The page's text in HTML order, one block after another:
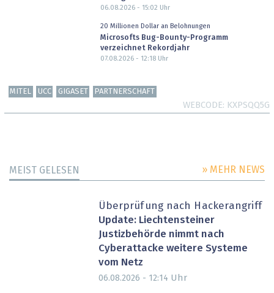
06.08.2026 - 15:02 Uhr
20 Millionen Dollar an Belohnungen
Microsofts Bug-Bounty-Programm
verzeichnet Rekordjahr
07.08.2026 - 12:18Uhr
MITEL UCC GIGASET PARTNERSCHAFT
WEBCODE KXPSQQ5G
MEIST GELESEN » MEHR NEWS
Überprüfung nach Hackerangriff
Update: Liechtensteiner
Justizbehörde nimmt nach
Cyberattacke weitere Systeme
vom Netz
06.08.2026 - 12:14 Uhr